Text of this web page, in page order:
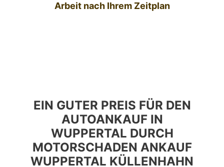
Arbeit nach Ihrem Zeitplan
EIN GUTER PREIS FÜR DEN
AUTOANKAUF IN
WUPPERTAL DURCH
MOTORSCHADEN ANKAUF
WUPPERTAL KÜLLENHAHN